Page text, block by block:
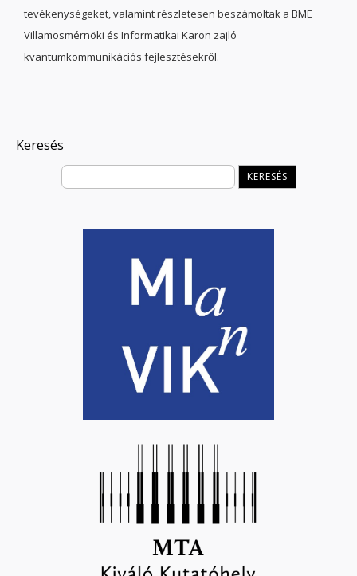
tevékenységeket, valamint részletesen beszámoltak a BME
Villamosmérnöki és Informatikai Karon zajló
kvantumkommunikációs fejlesztésekről.
Keresés